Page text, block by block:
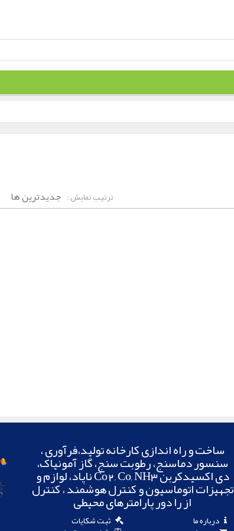
ترتیب نمایش : جدیدترین ها
ساخت و راه اندازی کارخانه تولید،فرآوری ،
سنسور دماسنج، رطوبت سنج، گاز آمونیاک،
دی اکسیدکربن Co2, Co, NH3 ناپاد، لوازم و
تجهیزات اتوماسیون و کنترل هوشمند ، کنترل
از را دور پارامترهای محیطی
ثبت شکایات درباره ما